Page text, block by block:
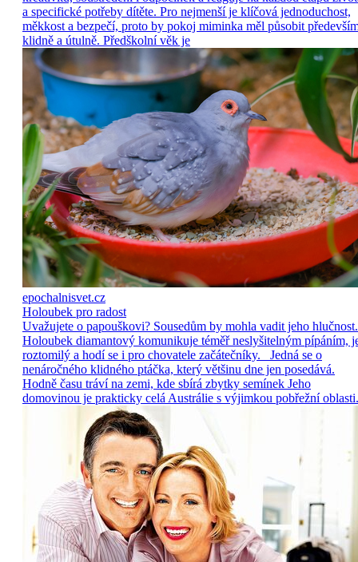
a specifické potřeby dítěte. Pro nejmenší je klíčová jednoduchost,
měkkost a bezpečí, proto by pokoj miminka měl působit
klidně a útulně. Předškolní věk je
epochalnisvet.cz
Holoubek pro radost
Uvažujete o papouškovi? Sousedům by mohla vadit jeho hlučnost.
Holoubek diamantový komunikuje téměř neslyšitelným pípáním,
roztomilý a hodí se i pro chovatele začátečníky. Jedná se o
nenáročného klidného ptáčka, který většinu dne jen posedává.
Hodně času tráví na zemi, kde sbírá zbytky semínek Jeho
domovinou je prakticky celá Austrálie s výjimkou pobřežní oblasti.